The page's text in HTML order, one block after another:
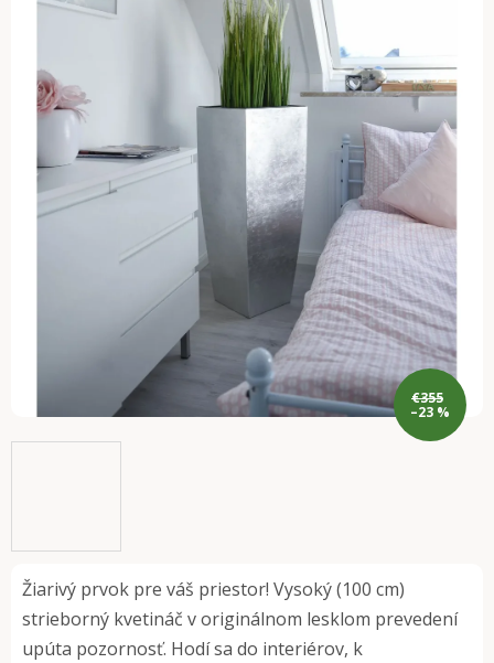
Žiarivý prvok pre váš priestor! Vysoký (100 cm)
strieborný kvetináč v originálnom lesklom prevedení
upúta pozornosť. Hodí sa do interiérov, k
€355
–23 %